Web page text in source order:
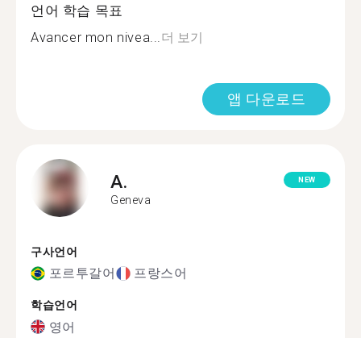
언어 학습 목표
Avancer mon nivea... 더 보기
앱 다운로드
A.
Geneva
NEW
구사언어
포르투갈어 프랑스어
학습언어
영어